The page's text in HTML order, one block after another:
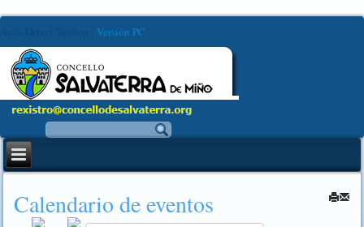
Auto-Detect Version Versión PC
Calendario de eventos